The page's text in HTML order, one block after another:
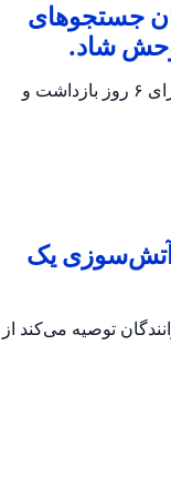
جستجوهای
شاد.
پلیس اسرائیل تأیید کرد که جسد الدار دایان پیدا شده است؛ دو مظنون در تحقیقات جاری برای ۶ روز بازداشت و
آتش‌سوزی یک
و به رانندگان توصیه می‌کند از